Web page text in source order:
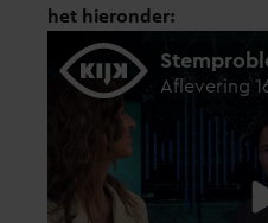
het hieronder: